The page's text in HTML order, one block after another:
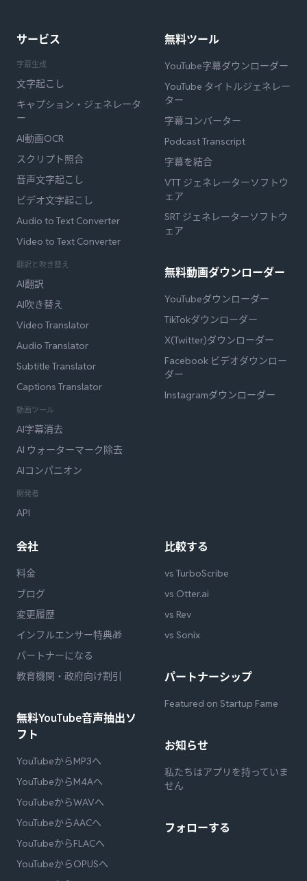
サービス
字幕生成
文字起こし
キャプション・ジェネレータ
ー
AI動画OCR
スクリプト照合
音声文字起こし
ビデオ文字起こし
Audio to Text Converter
Video to Text Converter
翻訳と吹き替え
AI翻訳
AI吹き替え
Video Translator
Audio Translator
Subtitle Translator
Captions Translator
動画ツール
AI字幕消去
AI ウォーターマーク除去
AIコンパニオン
開発者
API
無料ツール
YouTube字幕ダウンローダー
YouTube タイトルジェネレー
ター
字幕コンバーター
Podcast Transcript
字幕を結合
VTT ジェネレーターソフトウ
ェア
SRT ジェネレーターソフトウ
ェア
無料動画ダウンローダー
YouTubeダウンローダー
TikTokダウンローダー
X(Twitter)ダウンローダー
Facebook ビデオダウンロー
ダー
Instagramダウンローダー
会社
料金
ブログ
変更履歴
インフルエンサー特典🎁
パートナーになる
教育機関・政府向け割引
無料YouTube音声抽出ソ
フト
YouTubeからMP3へ
YouTubeからM4Aへ
YouTubeからWAVへ
YouTubeからAACへ
YouTubeからFLACへ
YouTubeからOPUSへ
比較する
vs TurboScribe
vs Otter.ai
vs Rev
vs Sonix
パートナーシップ
Featured on Startup Fame
お知らせ
私たちはアプリを持っていま
せん
フォローする